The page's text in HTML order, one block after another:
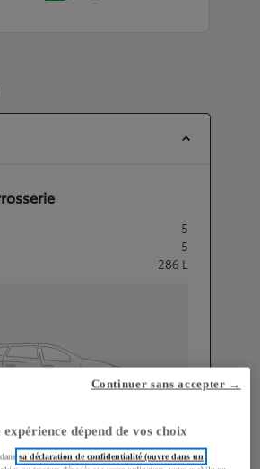
5
5
286 L
Longueur
3 940mm
dépend de vos choix
danssa déclaration de confidentialité (ouvre dans un
Continuer sans accepter →